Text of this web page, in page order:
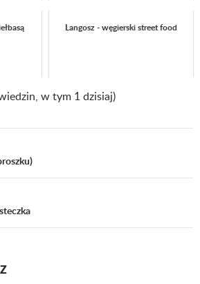
Langosz - węgierski street food
w tym 1 dzisiaj)